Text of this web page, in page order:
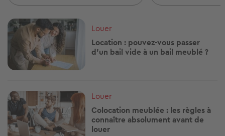
Image
Louer
Location : pouvez-vous passer
d’un bail vide à un bail meublé ?
Image
Louer
Colocation meublée : les règles à
connaître absolument avant de
louer